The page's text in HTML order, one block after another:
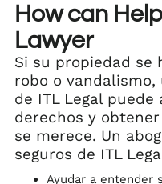
How can
Lawyer
Si su propiedad se
robo o vandalismo,
de ITL Legal
derechos y
se merece. Un
seguros de ITL
Ayudar a entender